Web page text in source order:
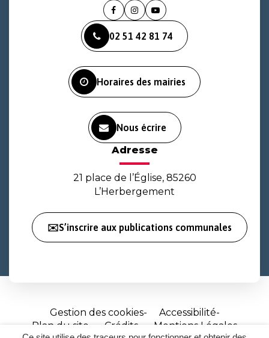
Lien
le
compte
Lien
le
compte
Lien
la
chaîne
02 51 42 81 74
Horaires des mairies
Nous écrire
Adresse
21 place de l’Église, 85260
L’Herbergement
✉️S’inscrire aux publications communales
Gestion des cookies
Accessibilité
Plan du site
Crédits Mentions Légales